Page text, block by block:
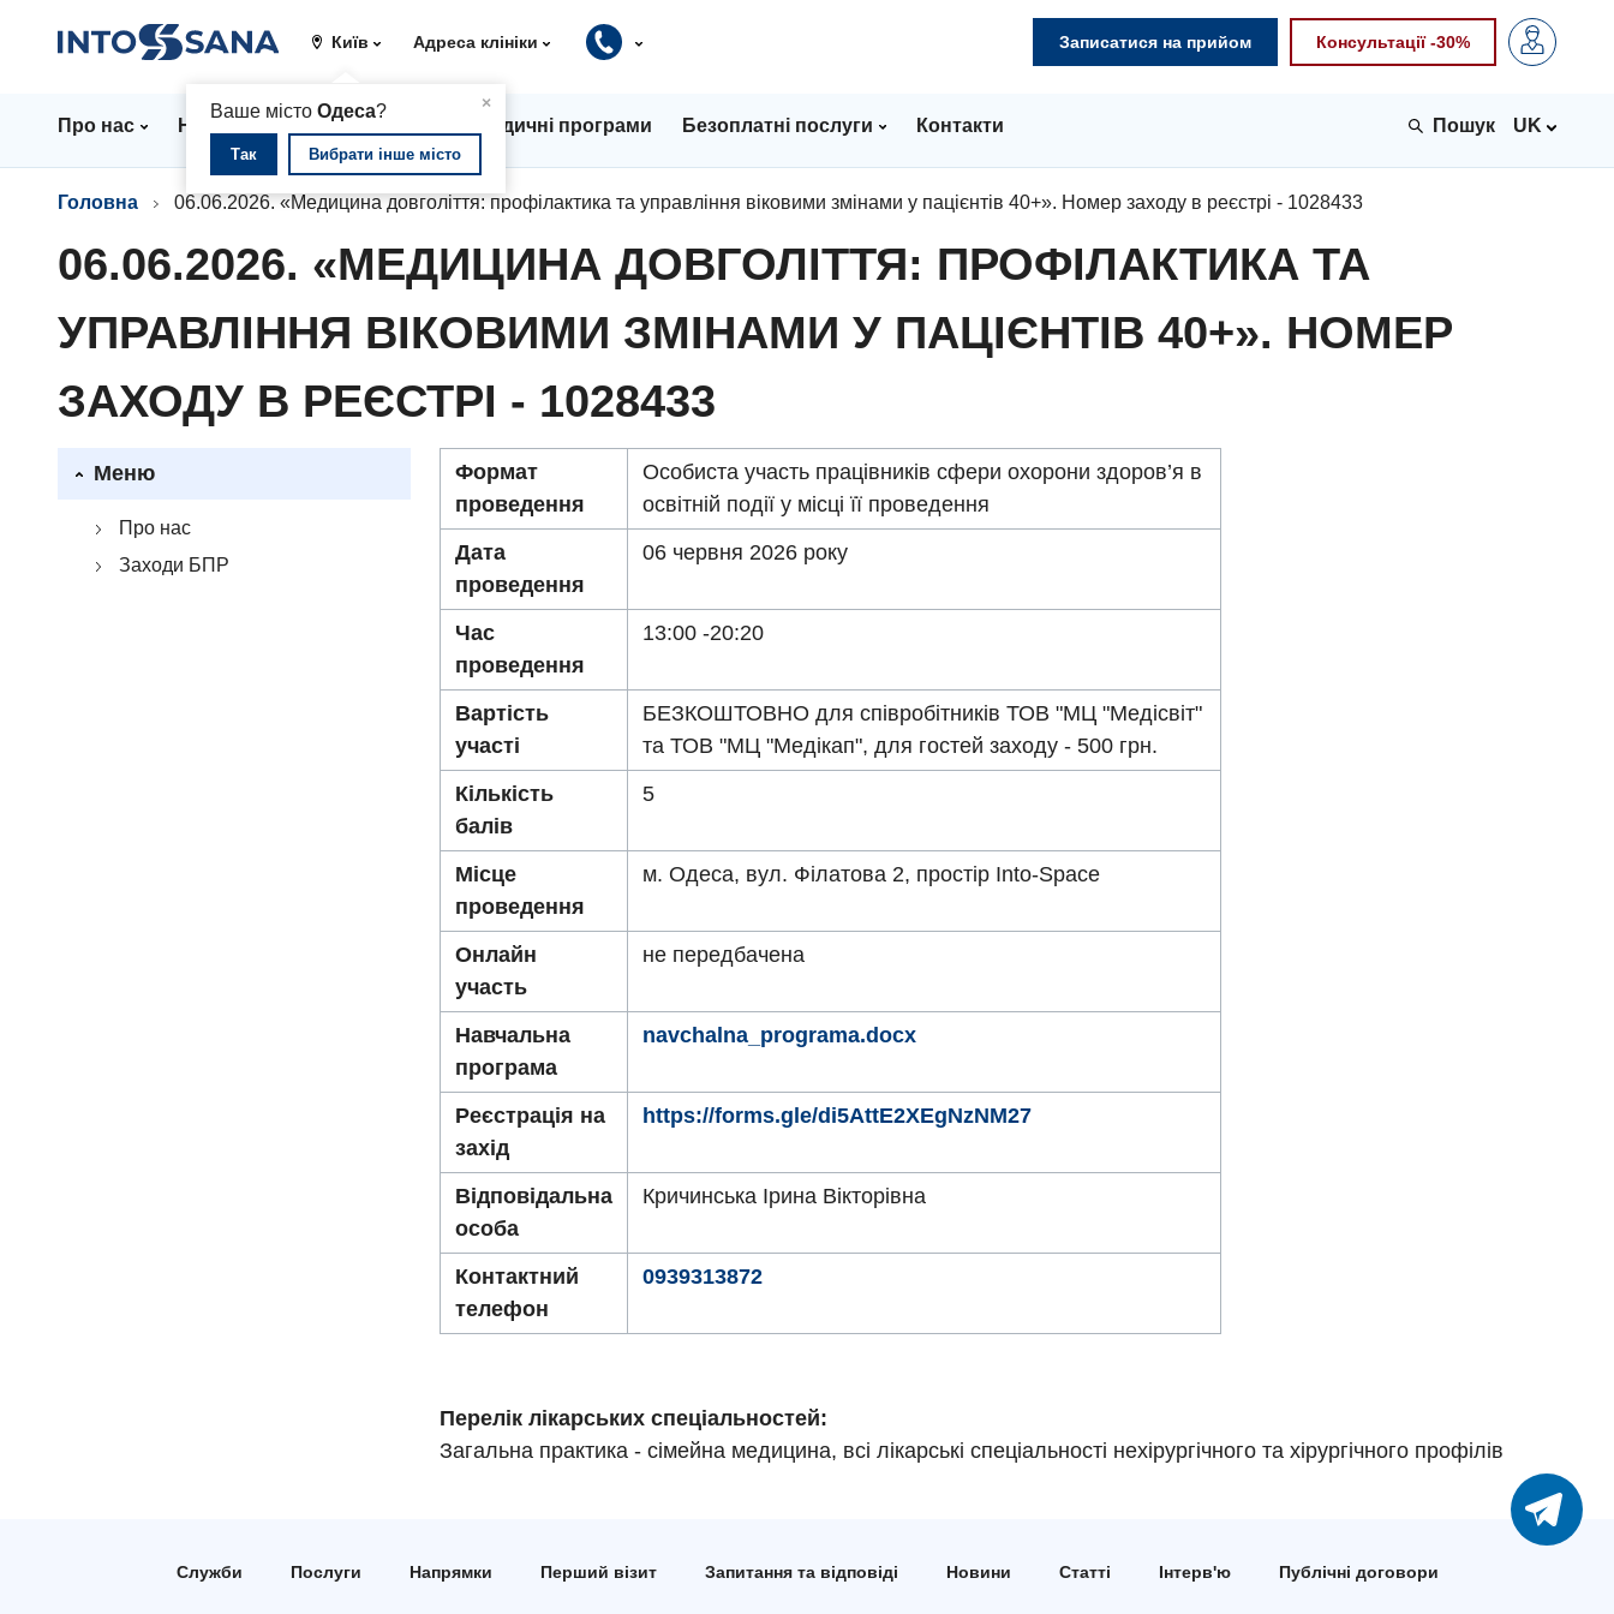
Київ
×
Ваше місто Одеса?
Так Вибрати інше місто
Адреса клініки Записатися на прийом Консультації -30%
Про нас Напрямки Ціни Медичні програми Безоплатні послуги Контакти UK
Головна 06.06.2026. «Медицина довголіття: профілактика та управління віковими змінами у пацієнтів 40+». Номер заходу в реєстрі - 1028433
06.06.2026. «МЕДИЦИНА ДОВГОЛІТТЯ: ПРОФІЛАКТИКА ТА
УПРАВЛІННЯ ВІКОВИМИ ЗМІНАМИ У ПАЦІЄНТІВ 40+». НОМЕР
ЗАХОДУ В РЕЄСТРІ - 1028433
Меню
Про нас
Заходи БПР
Формат
проведення
Особиста участь працівників сфери охорони здоров’я в
освітній події у місці її проведення
Дата
проведення
06 червня 2026 року
Час
проведення
13:00 -20:20
Вартість
участі
БЕЗКОШТОВНО для співробітників ТОВ "МЦ "Медісвіт"
та ТОВ "МЦ "Медікап", для гостей заходу - 500 грн.
Кількість
балів
5
Місце
проведення
м. Одеса, вул. Філатова 2, простір Into-Space
Онлайн
участь
не передбачена
Навчальна
програма
navchalna_programa.docx
Реєстрація на
захід
https://forms.gle/di5AttE2XEgNzNM27
Відповідальна
особа
Кричинська Ірина Вікторівна
Контактний
телефон
0939313872
Перелік лікарських спеціальностей:
Загальна практика - сімейна медицина, всі лікарські спеціальності нехірургічного та хірургічного профілів
Служби Послуги Напрямки Перший візит Запитання та відповіді Новини Статті Інтерв'ю Публічні договори